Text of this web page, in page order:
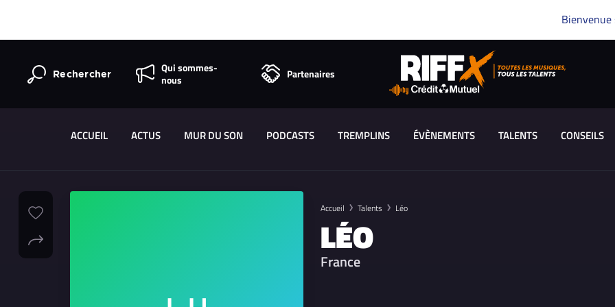
Bienvenue
Rechercher
Qui sommes-
nous
Partenaires
ACCUEIL ACTUS MUR DU SON PODCASTS TREMPLINS ÉVÈNEMENTS TALENTS CONSEILS
Accueil Talents Léo
LÉO
France